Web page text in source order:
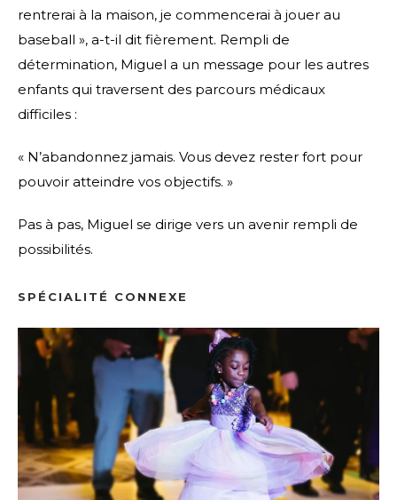
rentrerai à la maison, je commencerai à jouer au
baseball », a-t-il dit fièrement. Rempli de
détermination, Miguel a un message pour les autres
enfants qui traversent des parcours médicaux
difficiles :
« N’abandonnez jamais. Vous devez rester fort pour
pouvoir atteindre vos objectifs. »
Pas à pas, Miguel se dirige vers un avenir rempli de
possibilités.
SPÉCIALITÉ CONNEXE